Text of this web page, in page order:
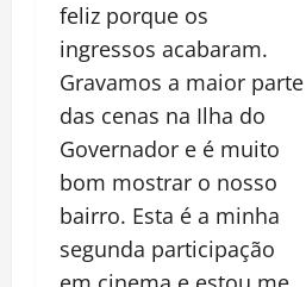
feliz porque os
ingressos acabaram.
Gravamos a maior parte
das cenas na Ilha do
Governador e é muito
bom mostrar o nosso
bairro. Esta é a minha
segunda participação